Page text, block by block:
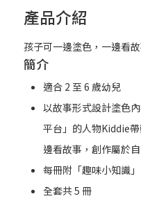
產品介紹
孩子可一邊塗色，一邊看
簡介
適合 2 至 6 歲幼兒
以故事形式設計塗色
平台」的人物Kiddie
邊看故事，創作屬於
每冊附「趣味小知識
全套共 5 冊